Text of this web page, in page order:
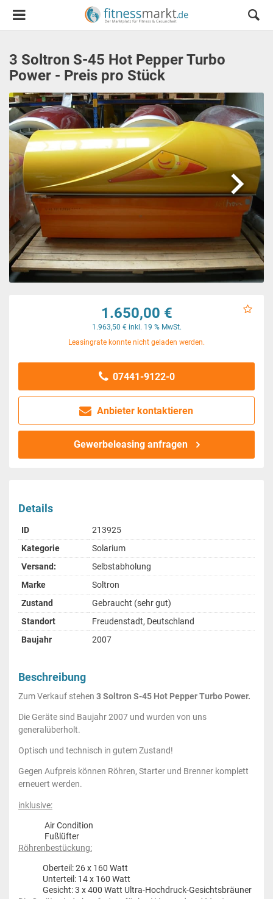
3 Soltron S-45 Hot Pepper Turbo
Power - Preis pro Stück

1.650,00 €
1.963,50 € inkl. 19 % MwSt.
Leasingrate konnte nicht geladen werden.
07441-9122-0
Anbieter kontaktieren
Gewerbeleasing anfragen
Details
ID
213925
Kategorie
Solarium
Versand:
Selbstabholung
Marke
Soltron
Zustand
Gebraucht (sehr gut)
Standort
Freudenstadt, Deutschland
Baujahr
2007
Beschreibung
Zum Verkauf stehen 3 Soltron S-45 Hot Pepper Turbo Power.
Die Geräte sind Baujahr 2007 und wurden von uns
generalüberholt.
Optisch und technisch in gutem Zustand!
Gegen Aufpreis können Röhren, Starter und Brenner komplett
erneuert werden.
inklusive:
Air Condition
Fußlüfter
Röhrenbestückung:
Oberteil: 26 x 160 Watt
Unterteil: 14 x 160 Watt
Gesicht: 3 x 400 Watt Ultra-Hochdruck-Gesichtsbräuner